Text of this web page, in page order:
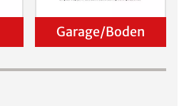
Garage/Boden